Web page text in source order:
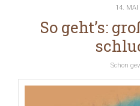
14. MAI
So geht’s:
Schon